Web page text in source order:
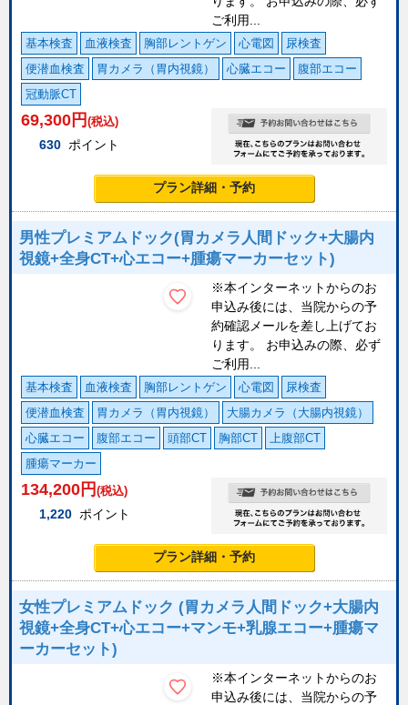
ご利用...
基本検査 血液検査 胸部レントゲン 心電図
尿検査
便潜血検査
胃カメラ（胃内視鏡） 心臓エコー
腹部エコー
冠動脈CT
69,300 円 (税込)
630 ポイント
プラン詳細・予約
男性プレミアムドック(胃カメラ人間ドック+大腸内
視鏡+全身CT+心エコー+腫瘍マーカーセット)
※本インターネットからのお
申込み後には、当院からの予
約確認メールを差し上げてお
ります。 お申込みの際、必ず
ご利用...
基本検査 血液検査 胸部レントゲン 心電図
尿検査
便潜血検査
胃カメラ（胃内視鏡）
大腸カメラ（大腸内視鏡）
心臓エコー
腹部エコー 頭部CT 胸部CT
上腹部CT
腫瘍マーカー
134,200 円 (税込)
1,220 ポイント
プラン詳細・予約
女性プレミアムドック (胃カメラ人間ドック+大腸内
視鏡+全身CT+心エコー+マンモ+乳腺エコー+腫瘍マ
ーカーセット)
※本インターネットからのお
申込み後には、当院からの予